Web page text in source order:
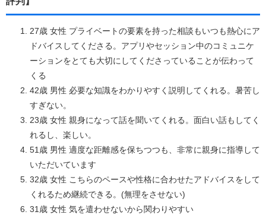
27歳 女性 プライベートの要素を持った相談もいつも熱心にア
ドバイスしてくださる。アプリやセッション中のコミュニケ
ーションをとても大切にしてくださっていることが伝わって
くる
42歳 男性 必要な知識をわかりやすく説明してくれる。暑苦し
すぎない。
23歳 女性 親身になって話を聞いてくれる。面白い話もしてく
れるし、楽しい。
51歳 男性 適度な距離感を保ちつつも、非常に親身に指導して
いただいています
32歳 女性 こちらのペースや性格に合わせたアドバイスをして
くれるため継続できる。(無理をさせない)
31歳 女性 気を遣わせないから関わりやすい